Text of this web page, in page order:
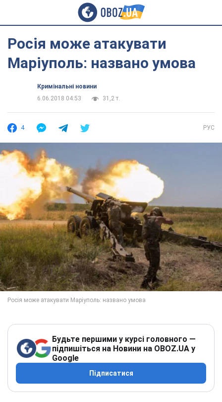
Росія може атакувати
Маріуполь: названо умова
Кримінальні новини
6.06.2018 04:53
31,2 т.
4 РУС
Будьте першими у курсі головного —
підпишіться на Новини на OBOZ.UA у
Google
Підписатися